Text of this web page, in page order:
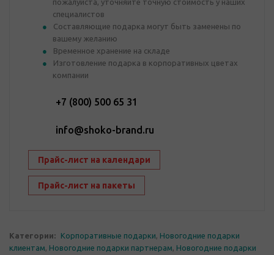
пожалуйста, уточняйте точную стоимость у наших
специалистов
Составляющие подарка могут быть заменены по
вашему желанию
Временное хранение на складе
Изготовление подарка в корпоративных цветах
компании
+7 (800) 500 65 31
info@shoko-brand.ru
Прайс-лист на календари
Прайс-лист на пакеты
Категории: Корпоративные подарки, Новогодние подарки
клиентам, Новогодние подарки партнерам, Новогодние подарки